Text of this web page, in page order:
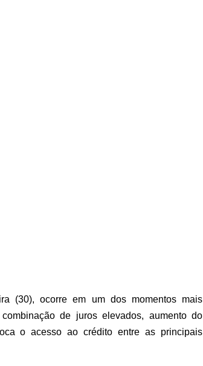
(30), ocorre em um dos momentos mais
de juros elevados, aumento do
o acesso ao crédito entre as principais